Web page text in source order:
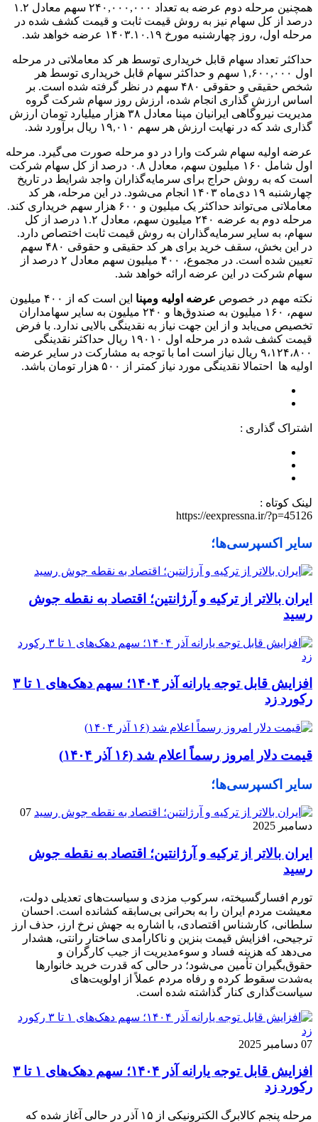
همچنین مرحله دوم عرضه به تعداد ۲۴۰,۰۰۰,۰۰۰ سهم معادل ۱.۲
درصد از کل سهام نیز به روش قیمت ثابت و قیمت کشف شده در
مرحله اول، روز چهارشنبه مورخ ۱۴۰۳.۱۰.۱۹ عرضه خواهد شد.
حداکثر تعداد سهام قابل خریداری توسط هر کد معاملاتی در مرحله
اول ۱,۶۰۰,۰۰۰ سهم و حداکثر سهام قابل خریداری توسط هر
شخص حقیقی و حقوقی ۴۸۰ سهم در نظر گرفته شده است. بر
اساس ارزش گذاری انجام شده، ارزش روز سهام شرکت گروه
مدیریت نیروگاهی ایرانیان مپنا معادل ۳۸ هزار میلیارد تومان ارزش
گذاری شد که در نهایت ارزش هر سهم ۱۹,۰۱۰ ریال برآورد شد.
عرضه اولیه سهام شرکت وارا در دو مرحله صورت می‌گیرد. مرحله
اول شامل ۱۶۰ میلیون سهم، معادل ۰.۸ درصد از کل سهام شرکت
است که به روش حراج برای سرمایه‌گذاران واجد شرایط در تاریخ
چهارشنبه ۱۹ دی‌ماه ۱۴۰۳ انجام می‌شود. در این مرحله، هر کد
معاملاتی می‌تواند حداکثر یک میلیون و ۶۰۰ هزار سهم خریداری کند.
مرحله دوم به عرضه ۲۴۰ میلیون سهم، معادل ۱.۲ درصد از کل
سهام، به سایر سرمایه‌گذاران به روش قیمت ثابت اختصاص دارد.
در این بخش، سقف خرید برای هر کد حقیقی و حقوقی ۴۸۰ سهم
تعیین شده است. در مجموع، ۴۰۰ میلیون سهم معادل ۲ درصد از
سهام شرکت در این عرضه ارائه خواهد شد.
نکته مهم در خصوص عرضه اولیه ومپنا
این است که از ۴۰۰ میلیون
سهم، ۱۶۰ میلیون به صندوق‌ها و ۲۴۰ میلیون به سایر سهامداران
تخصیص می‌یابد و از این جهت نیاز به نقدینگی بالایی ندارد. با فرض
قیمت کشف شده در مرحله اول ۱۹۰۱۰ ریال حداکثر نقدینگی
۹،۱۲۴،۸۰۰ ریال نیاز است اما با توجه به مشارکت در سایر عرضه
اولیه ها احتمالا نقدینگی مورد نیاز کمتر از ۵۰۰ هزار تومان باشد.
اشتراک گذاری :
لینک کوتاه :
https://eexpressna.ir/?p=45126
سایر اکسپرسی‌ها؛
ایران بالاتر از ترکیه و آرژانتین؛ اقتصاد به نقطه جوش
رسید
افزایش قابل توجه یارانه آذر ۱۴۰۴؛ سهم دهک‌های ۱ تا ۳
رکورد زد
قیمت دلار امروز رسماً اعلام شد (۱۶ آذر ۱۴۰۴)
سایر اکسپرسی‌ها؛
07
دسامبر 2025
ایران بالاتر از ترکیه و آرژانتین؛ اقتصاد به نقطه جوش
رسید
تورم افسارگسیخته، سرکوب مزدی و سیاست‌های تعدیلی دولت،
معیشت مردم ایران را به بحرانی بی‌سابقه کشانده است. احسان
سلطانی، کارشناس اقتصادی، با اشاره به جهش نرخ ارز، حذف ارز
ترجیحی، افزایش قیمت بنزین و ناکارآمدی ساختار رانتی، هشدار
می‌دهد که هزینه فساد و سوءمدیریت از جیب کارگران و
حقوق‌بگیران تأمین می‌شود؛ در حالی که قدرت خرید خانوارها
به‌شدت سقوط کرده و رفاه مردم عملاً از اولویت‌های
سیاست‌گذاری کنار گذاشته شده است.
07 دسامبر 2025
افزایش قابل توجه یارانه آذر ۱۴۰۴؛ سهم دهک‌های ۱ تا ۳
رکورد زد
مرحله پنجم کالابرگ الکترونیکی از ۱۵ آذر در حالی آغاز شده که